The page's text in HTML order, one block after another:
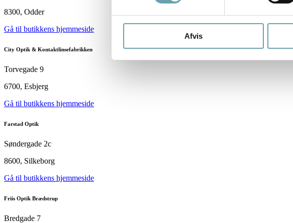
Afvis
8300, Odder
Gå til butikkens hjemmeside
City Optik & Kontaktlinsefabrikken
Torvegade 9
6700, Esbjerg
Gå til butikkens hjemmeside
Farstad Optik
Søndergade 2c
8600, Silkeborg
Gå til butikkens hjemmeside
Friis Optik Brædstrup
Bredgade 7